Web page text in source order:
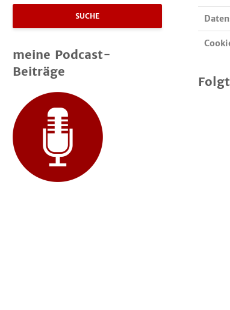
SUCHE
meine Podcast-
Beiträge